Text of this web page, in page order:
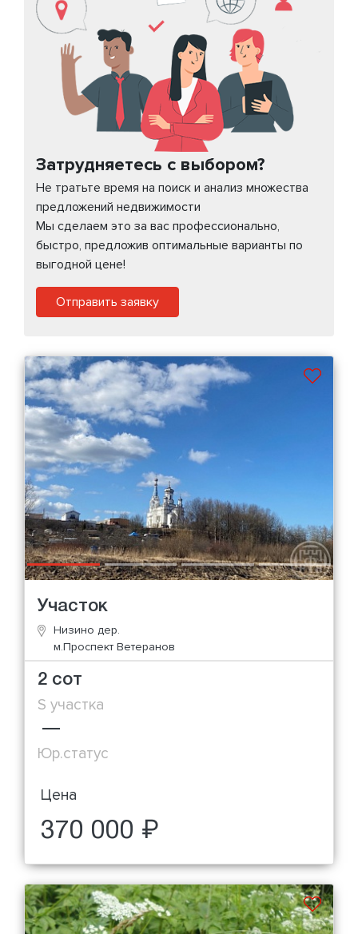
Затрудняетесь с выбором?
Не тратьте время на поиск и анализ множества
предложений недвижимости
Мы сделаем это за вас профессионально,
быстро, предложив оптимальные варианты по
выгодной цене!
Отправить заявку
Участок
Низино дер.
м.Проспект Ветеранов
2 сот
S участка
—
Юр.статус
Цена
370 000 ₽